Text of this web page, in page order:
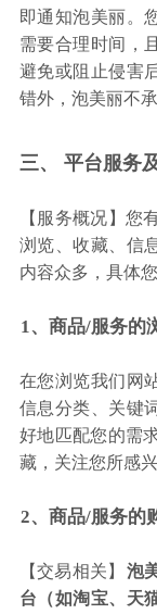
即通知泡美丽。
需要合理时间，
避免或阻止侵害
错外，泡美丽不承
三、 平台服务
【服务概况】您
浏览、收藏、信
内容众多，具体
1、商品/服务的
在您浏览我们网
信息分类、关键
好地匹配您的需
藏，关注您所感
2、商品/服务的
【交易相关】 泡
台（如淘宝、天